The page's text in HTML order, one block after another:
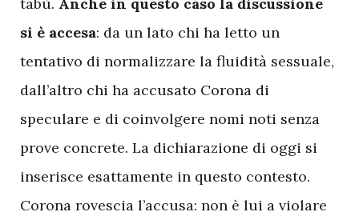
tabù. Anche in questo caso la discussione
si è accesa: da un lato chi ha letto un
tentativo di normalizzare la fluidità sessuale,
dall’altro chi ha accusato Corona di
speculare e di coinvolgere nomi noti senza
prove concrete. La dichiarazione di oggi si
inserisce esattamente in questo contesto.
Corona rovescia l’accusa: non è lui a violare